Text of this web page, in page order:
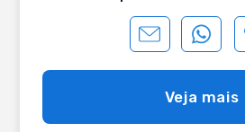
Pronto para construir 21m frente
com áreas de até 1.300 m², em meio
natureza exuberante e vistas
Infraestrutura e lazer: Rede elétrica
subterrâneo Lago central com
Veja mais